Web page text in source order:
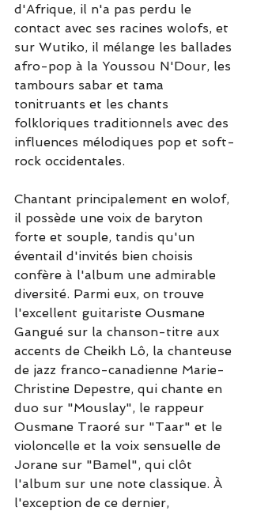
d'Afrique, il n'a pas perdu le
contact avec ses racines wolofs, et
sur Wutiko, il mélange les ballades
afro-pop à la Youssou N'Dour, les
tambours sabar et tama
tonitruants et les chants
folkloriques traditionnels avec des
influences mélodiques pop et soft-
rock occidentales.
Chantant principalement en wolof,
il possède une voix de baryton
forte et souple, tandis qu'un
éventail d'invités bien choisis
confère à l'album une admirable
diversité. Parmi eux, on trouve
l'excellent guitariste Ousmane
Gangué sur la chanson-titre aux
accents de Cheikh Lô, la chanteuse
de jazz franco-canadienne Marie-
Christine Depestre, qui chante en
duo sur "Mouslay", le rappeur
Ousmane Traoré sur "Taar" et le
violoncelle et la voix sensuelle de
Jorane sur "Bamel", qui clôt
l'album sur une note classique. À
l'exception de ce dernier,